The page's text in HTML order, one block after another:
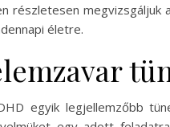
részletesen megvizsgáljuk
életre.
egyik legjellemzőbb